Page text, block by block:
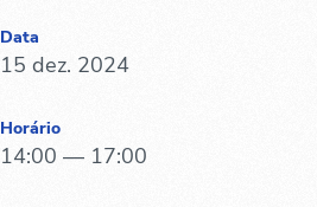
Data
15 dez. 2024
Horário
14:00 — 17:00